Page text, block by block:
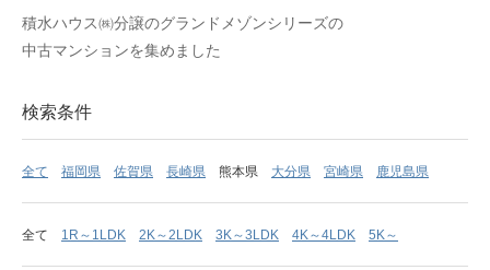
積水ハウス㈱分譲のグランドメゾンシリーズの
中古マンションを集めました
検索条件
全て 福岡県 佐賀県 長崎県 熊本県 大分県 宮崎県 鹿児島県
全て 1R～1LDK 2K～2LDK 3K～3LDK 4K～4LDK 5K～